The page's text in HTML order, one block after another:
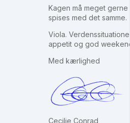
Kagen må meget
spises med det samme.
Viola.
appetit og god
Med kærlighed
Cecilie Conrad